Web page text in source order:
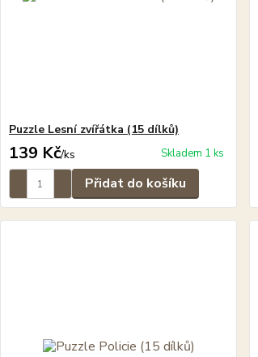
Puzzle Lesní zvířátka (15 dílků)
139 Kč/ks Skladem 1 ks
Přidat do košíku